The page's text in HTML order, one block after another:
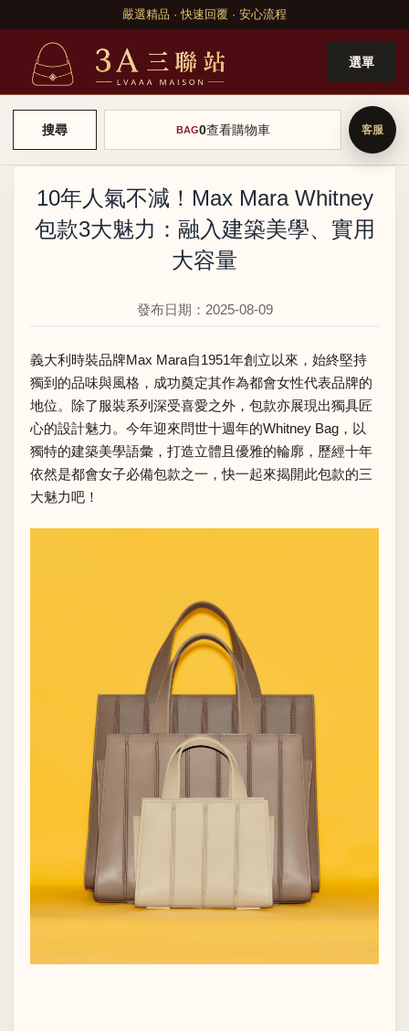
嚴選精品 · 快速回覆 · 安心流程
選單
搜尋 BAG0查看購物車
10年人氣不減！Max Mara Whitney
包款3大魅力：融入建築美學、實用
大容量
發布日期：2025-08-09
義大利時裝品牌Max Mara自1951年創立以來，始終堅持
獨到的品味與風格，成功奠定其作為都會女性代表品牌的
地位。除了服裝系列深受喜愛之外，包款亦展現出獨具匠
心的設計魅力。今年迎來問世十週年的Whitney Bag，以
獨特的建築美學語彙，打造立體且優雅的輪廓，歷經十年
依然是都會女子必備包款之一，快一起來揭開此包款的三
大魅力吧！